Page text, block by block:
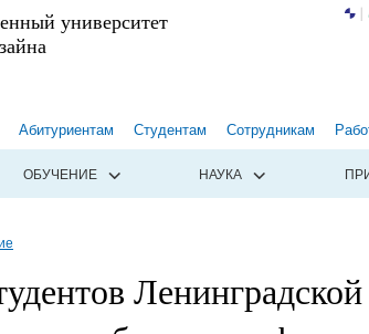
университет
Абитуриентам Студентам Сотрудникам
ОБУЧЕНИЕ НАУКА